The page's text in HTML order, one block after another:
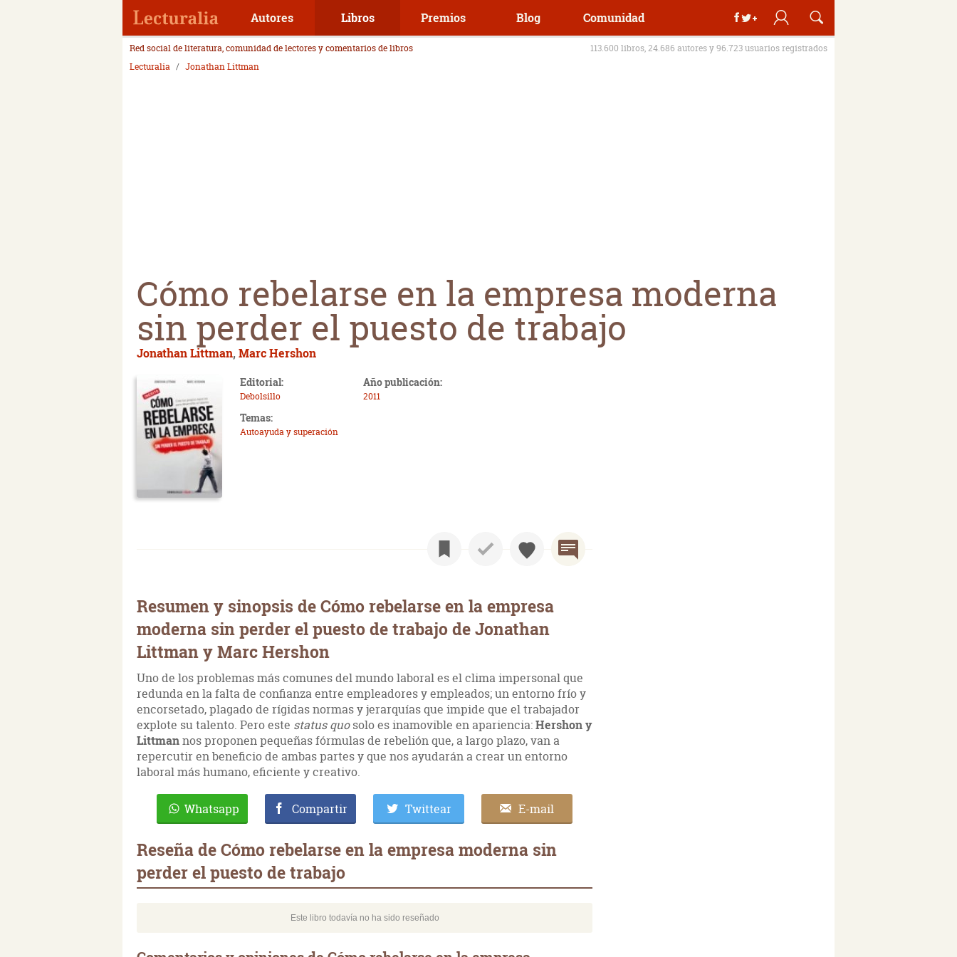
Autores Libros Premios Blog Comunidad
Red social de literatura, comunidad de lectores y comentarios de libros
113.600 libros, 24.686 autores y 96.723 usuarios registrados
Lecturalia
Jonathan Littman
Cómo rebelarse en la empresa moderna
sin perder el puesto de trabajo
Jonathan Littman, Marc Hershon
Editorial:
Debolsillo
Año publicación:
2011
Temas:
Autoayuda y superación
Resumen y sinopsis de Cómo rebelarse en la empresa
moderna sin perder el puesto de trabajo de Jonathan
Littman y Marc Hershon
Uno de los problemas más comunes del mundo laboral es el clima impersonal que
redunda en la falta de confianza entre empleadores y empleados; un entorno frío y
encorsetado, plagado de rígidas normas y jerarquías que impide que el trabajador
explote su talento. Pero este status quosolo es inamovible en apariencia:Hershon y
Littmannos proponen pequeñas fórmulas de rebelión que, a largo plazo, van a
repercutir en beneficio de ambas partes y que nos ayudarán a crear un entorno
laboral más humano, eficiente y creativo.
Whatsapp Compartir Twittear E-mail
Reseña de Cómo rebelarse en la empresa moderna sin
perder el puesto de trabajo
Este libro todavía no ha sido reseñado